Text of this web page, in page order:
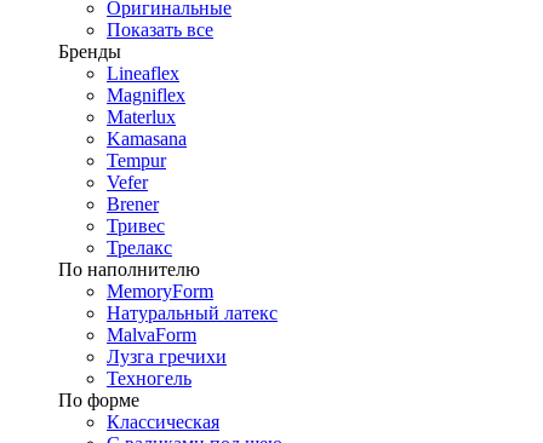
Оригинальные
Показать все
Бренды
Lineaflex
Magniflex
Materlux
Kamasana
Tempur
Vefer
Brener
Тривес
Трелакс
По наполнителю
MemoryForm
Натуральный латекс
MalvaForm
Лузга гречихи
Техногель
По форме
Классическая